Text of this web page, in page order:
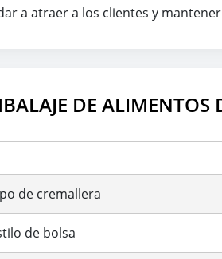
a atraer a los clientes y
DE ALIMENTOS
de cremallera
de bolsa